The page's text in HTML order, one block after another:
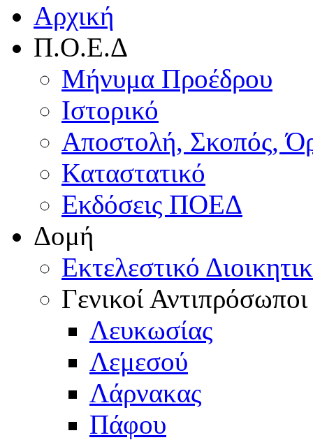
Αρχική
Π.Ο.Ε.Δ
Μήνυμα Προέδρου
Ιστορικό
Αποστολή, Σκοπός,
Καταστατικό
Εκδόσεις ΠΟΕΔ
Δομή
Εκτελεστικό
Γενικοί Αντιπρόσωποι
Λευκωσίας
Λεμεσού
Λάρνακας
Πάφου